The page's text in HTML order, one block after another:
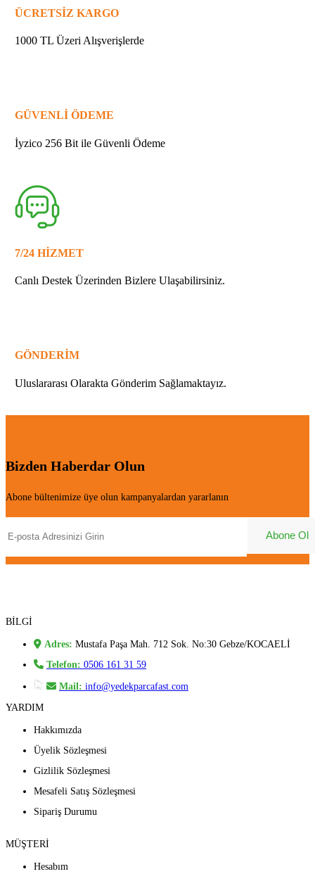
DİŞLİ
quantity
ÜCRETSİZ KARGO
1000 TL Üzeri Alışverişlerde
GÜVENLİ ÖDEME
İyzico 256 Bit ile Güvenli Ödeme
7/24 HİZMET
Canlı Destek Üzerinden Bizlere Ulaşabilirsiniz.
GÖNDERİM
Uluslararası Olarakta Gönderim Sağlamaktayız.
Bizden Haberdar Olun
Abone bültenimize üye olun kampanyalardan yararlanın
BİLGİ
Adres: Mustafa Paşa Mah. 712 Sok. No:30 Gebze/KOCAELİ
Telefon: 0506 161 31 59
Mail: info@yedekparcafast.com
YARDIM
Hakkımızda
Üyelik Sözleşmesi
Gizlilik Sözleşmesi
Mesafeli Satış Sözleşmesi
Sipariş Durumu
MÜŞTERİ
Hesabım